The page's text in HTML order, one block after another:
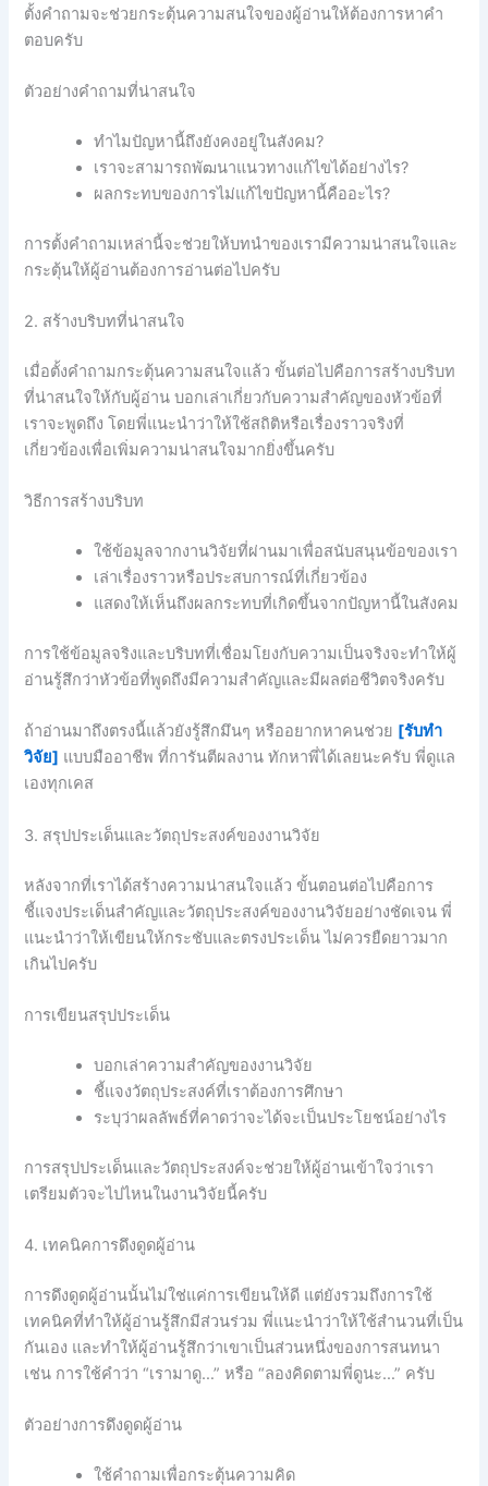
ตั้งคำถามจะช่วยกระตุ้นความสนใจของผู้อ่านให้ต้องการหาคำ
ตอบครับ
ตัวอย่างคำถามที่น่าสนใจ
ทำไมปัญหานี้ถึงยังคงอยู่ในสังคม?
เราจะสามารถพัฒนาแนวทางแก้ไขได้อย่างไร?
ผลกระทบของการไม่แก้ไขปัญหานี้คืออะไร?
การตั้งคำถามเหล่านี้จะช่วยให้บทนำของเรามีความน่าสนใจและ
กระตุ้นให้ผู้อ่านต้องการอ่านต่อไปครับ
2. สร้างบริบทที่น่าสนใจ
เมื่อตั้งคำถามกระตุ้นความสนใจแล้ว ขั้นต่อไปคือการสร้างบริบท
ที่น่าสนใจให้กับผู้อ่าน บอกเล่าเกี่ยวกับความสำคัญของหัวข้อที่
เราจะพูดถึง โดยพี่แนะนำว่าให้ใช้สถิติหรือเรื่องราวจริงที่
เกี่ยวข้องเพื่อเพิ่มความน่าสนใจมากยิ่งขึ้นครับ
วิธีการสร้างบริบท
ใช้ข้อมูลจากงานวิจัยที่ผ่านมาเพื่อสนับสนุนข้อของเรา
เล่าเรื่องราวหรือประสบการณ์ที่เกี่ยวข้อง
แสดงให้เห็นถึงผลกระทบที่เกิดขึ้นจากปัญหานี้ในสังคม
การใช้ข้อมูลจริงและบริบทที่เชื่อมโยงกับความเป็นจริงจะทำให้ผู้
อ่านรู้สึกว่าหัวข้อที่พูดถึงมีความสำคัญและมีผลต่อชีวิตจริงครับ
ถ้าอ่านมาถึงตรงนี้แล้วยังรู้สึกมึนๆ หรืออยากหาคนช่วย [รับทำ
วิจัย] แบบมืออาชีพ ที่การันตีผลงาน ทักหาพี่ได้เลยนะครับ พี่ดูแล
เองทุกเคส
3. สรุปประเด็นและวัตถุประสงค์ของงานวิจัย
หลังจากที่เราได้สร้างความน่าสนใจแล้ว ขั้นตอนต่อไปคือการ
ชี้แจงประเด็นสำคัญและวัตถุประสงค์ของงานวิจัยอย่างชัดเจน พี่
แนะนำว่าให้เขียนให้กระชับและตรงประเด็น ไม่ควรยืดยาวมาก
เกินไปครับ
การเขียนสรุปประเด็น
บอกเล่าความสำคัญของงานวิจัย
ชี้แจงวัตถุประสงค์ที่เราต้องการศึกษา
ระบุว่าผลลัพธ์ที่คาดว่าจะได้จะเป็นประโยชน์อย่างไร
การสรุปประเด็นและวัตถุประสงค์จะช่วยให้ผู้อ่านเข้าใจว่าเรา
เตรียมตัวจะไปไหนในงานวิจัยนี้ครับ
4. เทคนิคการดึงดูดผู้อ่าน
การดึงดูดผู้อ่านนั้นไม่ใช่แค่การเขียนให้ดี แต่ยังรวมถึงการใช้
เทคนิคที่ทำให้ผู้อ่านรู้สึกมีส่วนร่วม พี่แนะนำว่าให้ใช้สำนวนที่เป็น
กันเอง และทำให้ผู้อ่านรู้สึกว่าเขาเป็นส่วนหนึ่งของการสนทนา
เช่น การใช้คำว่า “เรามาดู…” หรือ “ลองคิดตามพี่ดูนะ…” ครับ
ตัวอย่างการดึงดูดผู้อ่าน
ใช้คำถามเพื่อกระตุ้นความคิด